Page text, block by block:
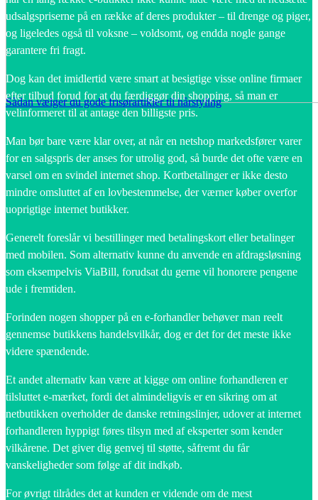
Sådan vælger du gode frisørartikler til hårstyling
udsalgspriserne på en række af deres produkter – til drenge og piger,
og ligeledes også til voksne – voldsomt, og endda nogle gange
garantere fri fragt.
Dog kan det imidlertid være smart at besigtige visse online firmaer
efter tilbud forud for at du færdiggør din shopping, så man er
velinformeret til at antage den billigste pris.
Man bør bare være klar over, at når en netshop markedsfører varer
for en salgspris der anses for utrolig god, så burde det ofte være en
varsel om en svindel internet shop. Kortbetalinger er ikke desto
mindre omsluttet af en lovbestemmelse, der værner køber overfor
uoprigtige internet butikker.
Generelt foreslår vi bestillinger med betalingskort eller betalinger
med mobilen. Som alternativ kunne du anvende en afdragsløsning
som eksempelvis ViaBill, forudsat du gerne vil honorere pengene
ude i fremtiden.
Forinden nogen shopper på en e-forhandler behøver man reelt
gennemse butikkens handelsvilkår, dog er det for det meste ikke
videre spændende.
Et andet alternativ kan være at kigge om online forhandleren er
tilsluttet e-mærket, fordi det almindeligvis er en sikring om at
netbutikken overholder de danske retningslinjer, udover at internet
forhandleren hyppigt føres tilsyn med af eksperter som kender
vilkårene. Det giver dig genvej til støtte, såfremt du får
vanskeligheder som følge af dit indkøb.
For øvrigt tilrådes det at kunden er vidende om de mest